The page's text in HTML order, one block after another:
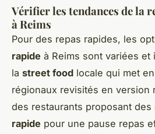
Vérifier les tendances de la
à Reims
Pour des repas rapides, les
rapide à Reims sont variées et
la street food locale qui met
régionaux revisités en version
des restaurants proposant des
rapide pour une pause repas